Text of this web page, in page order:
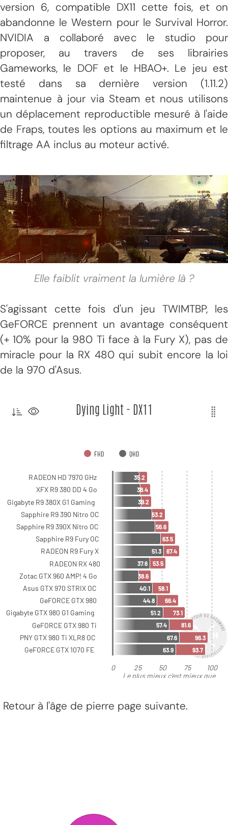
version 6, compatible DX11 cette fois, et on
abandonne le Western pour le Survival Horror.
NVIDIA a collaboré avec le studio pour
proposer, au travers de ses librairies
Gameworks, le DOF et le HBAO+. Le jeu est
testé dans sa dernière version (1.11.2)
maintenue à jour via Steam et nous utilisons
un déplacement reproductible mesuré à l'aide
de Fraps, toutes les options au maximum et le
filtrage AA inclus au moteur activé.
Elle faiblit vraiment la lumière là ?
S'agissant cette fois d'un jeu TWIMTBP, les
GeFORCE prennent un avantage conséquent
(+ 10% pour la 980 Ti face à la Fury X), pas de
miracle pour la RX 480 qui subit encore la loi
de la 970 d'Asus.
Retour à l'âge de pierre page suivante.